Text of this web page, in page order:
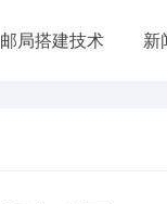
邮局搭建技术 新